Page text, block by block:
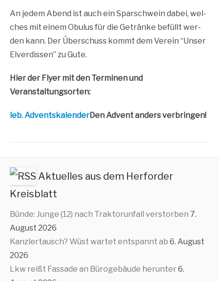
An jedem Abend ist auch ein Spar­schwein dabei, wel­
ches mit einem Obu­lus für die Geträn­ke befüllt wer­
den kann. Der Über­schuss kommt dem Ver­ein “Unser
Elver­dis­sen” zu Gute.
Hier der Fly­er mit den Ter­mi­nen und
Veranstaltungsorten:
leb. Advents­ka­len­derDen Advent anders verbringen!
Aktuelles aus dem Herforder
Kreisblatt
Bünde: Junge (12) nach Traktorunfall verstorben 7.
August 2026
Kanzlertausch? Wüst wartet entspannt ab 6. August
2026
Lkw reißt Fassade an Bürogebäude herunter6.